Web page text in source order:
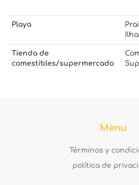
Playa
Tienda de
comestibles/supermercado
Menu
Términos y
política de